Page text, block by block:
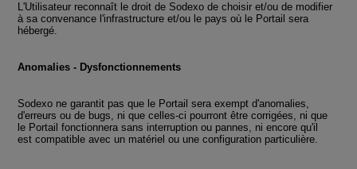
L'Utilisateur reconnaît le droit de Sodexo de choisir et/ou de modifier
à sa convenance l'infrastructure et/ou le pays où le Portail sera
hébergé.
Anomalies - Dysfonctionnements
Sodexo ne garantit pas que le Portail sera exempt d'anomalies,
d'erreurs ou de bugs, ni que celles-ci pourront être corrigées, ni que
le Portail fonctionnera sans interruption ou pannes, ni encore qu'il
est compatible avec un matériel ou une configuration particulière.